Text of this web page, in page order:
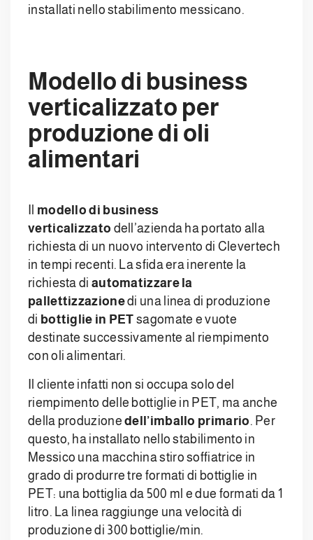
installati nello stabilimento messicano.
Modello di business
verticalizzato per
produzione di oli
alimentari
modello di business
verticalizzato dell’azienda ha portato alla
richiesta di un nuovo intervento di Clevertech
in tempi recenti. La sfida era inerente la
richiesta di automatizzare la
pallettizzazionedi una linea di produzione
di bottiglie in PETsagomate e vuote
destinate successivamente al riempimento
con oli alimentari.
Il cliente infatti non si occupa solo del
riempimento delle bottiglie in PET, ma anche
della produzionedell’imballo primario. Per
questo, ha installato nello stabilimento in
Messico una macchina stiro soffiatrice in
grado di produrre tre formati di bottiglie in
PET: una bottiglia da 500 ml e due formati da 1
litro. La linea raggiunge una velocità di
produzione di 300 bottiglie/min.